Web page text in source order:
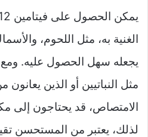
الغنية به، مثل اللحوم،
يجعله سهل الحصول عليه. ومع
مثل النباتيين أو الذين
الامتصاص، قد يحتاجون إلى